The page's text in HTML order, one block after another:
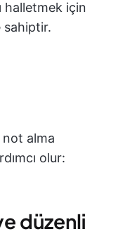
halletmek için
sahiptir.
not alma
olur:
düzenli